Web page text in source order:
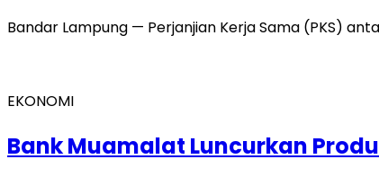
Bandar Lampung — Perjanjian Kerja Sama (PKS)
EKONOMI
Bank Muamalat Luncurkan